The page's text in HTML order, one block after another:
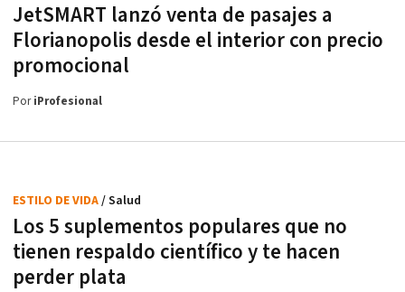
JetSMART lanzó venta de pasajes a
Florianopolis desde el interior con precio
promocional
PoriProfesional
Los 5 suplementos populares que no
tienen respaldo científico y te hacen
perder plata
ESTILO DE VIDA/ Salud